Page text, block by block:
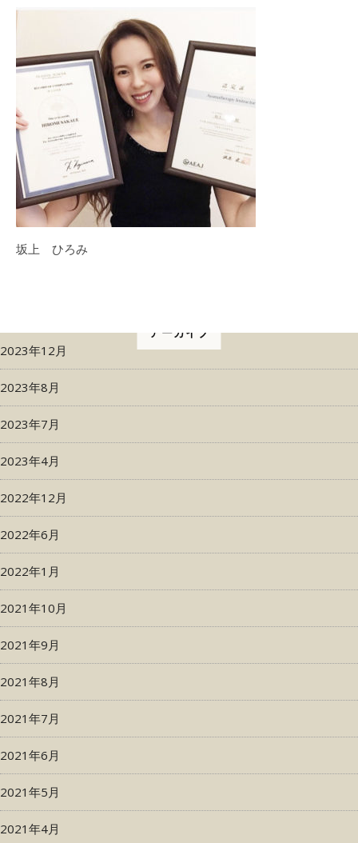
坂上 ひろみ
アーカイブ
2023年12月
2023年8月
2023年7月
2023年4月
2022年12月
2022年6月
2022年1月
2021年10月
2021年9月
2021年8月
2021年7月
2021年6月
2021年5月
2021年4月